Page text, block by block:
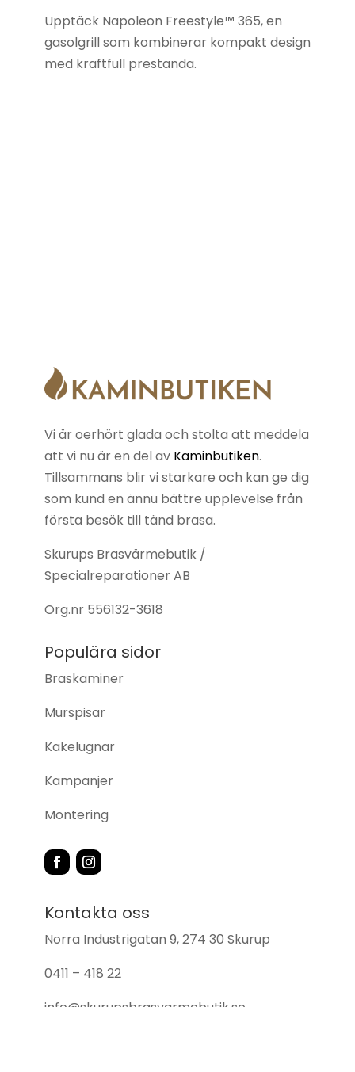
Upptäck Napoleon Freestyle™ 365, en
gasolgrill som kombinerar kompakt design
med kraftfull prestanda.
Vi är oerhört glada och stolta att meddela
att vi nu är en del av Kaminbutiken.
Tillsammans blir vi starkare och kan ge dig
som kund en ännu bättre upplevelse från
första besök till tänd brasa.
Skurups Brasvärmebutik /
Specialreparationer AB
Org.nr 556132-3618
Populära sidor
Braskaminer
Murspisar
Kakelugnar
Kampanjer
Montering
Kontakta oss
Norra Industrigatan 9, 274 30 Skurup
0411 – 418 22
info@skurupsbrasvarmebutik.se